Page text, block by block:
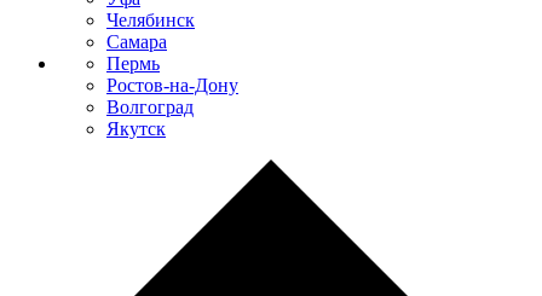
Челябинск
Самара
Пермь
Ростов-на-Дону
Волгоград
Якутск